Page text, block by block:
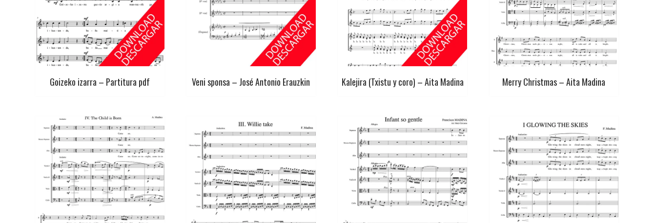
Goizeko izarra – Partitura pdf Veni sponsa – José Antonio Erauzkin Kalejira (Txistu y coro) – Aita Madina Merry Christmas – Aita Madina